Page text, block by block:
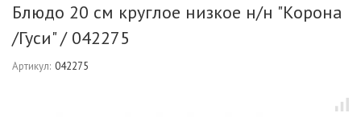
Блюдо 20 см круглое низкое н/н "Корона
/Гуси" / 042275
Артикул: 042275